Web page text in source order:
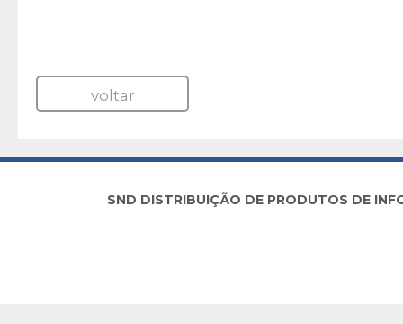
voltar
SND DISTRIBUIÇÃO DE PRODUTOS DE